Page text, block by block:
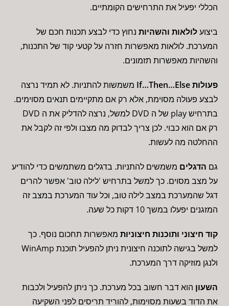
הכללי יפעיל את התרחישים הקומתיים.
ביצועלולאות והשהיות נחוץ כדי לבצע תכנות חכם של
המערכת. לולאות מאפשרות חזרה על קטעי קוד של התכנות,
והשהיות מאפשרות תזמונים.
פעולות If…Then…Else
משמשות להתניות. לא תמיד נרצה
לבצע פעולה מסוימת, אלא רק אם מתקיימים תנאים מסוימים.
בתרחיש play של ה DVD למשל, נרצה להדליק את ה DVD
רק אם הוא כבוי. לכן צריך לבדוק מה מצבו ולפי זה לקבל את
ההחלטה מה לעשות.
גם הדגלים משמשים להתניות. בדגלים משתמשים כדי להודיע
על מצב מסוים. כך למשל בתרחיש 'לילה טוב' אפשר להרים
דגל שהמערכת במצב לילה טוב, וכל עוד המערכת במצב זה
המזגנים יפעלו במשך 10 דקות כל שעה.
קוד חיצוני ותוכנות חיצוניות מאפשרות תחכום נוסף. כך
למשל בגישה לתוכנה חיצונית ניתן להפעיל תוכנת WinAmp
ולנגן מוזיקה דרך המערכת.
השעון הוא דבר חשוב בכל מערכת. כך ניתן להפעיל ולכבות
את הדוד בשעות מסוימות, להוריד תריסים לפני השקיעה